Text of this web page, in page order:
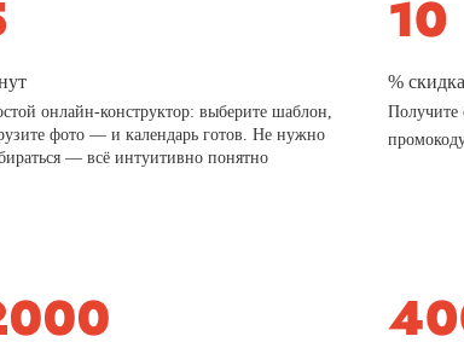
онлайн-конструктор: выберите шаблон,
фото — и календарь готов. Не нужно
— всё интуитивно понятно
% скидка
Получите